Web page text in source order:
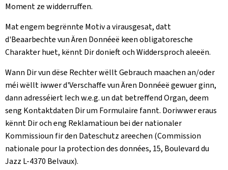
Moment ze widderruffen.
Mat engem begrënnte Motiv a virausgesat, datt
d'Beaarbechte vun Ären Donnéeë keen obligatoresche
Charakter huet, kënnt Dir donieft och Widdersproch aleeën.
Wann Dir vun dëse Rechter wëllt Gebrauch maachen an/oder
méi wëllt iwwer d'Verschaffe vun Ären Donnéeë gewuer ginn,
dann adresséiert Iech w.e.g. un dat betreffend Organ, deem
seng Kontaktdaten Dir um Formulaire fannt. Doriwwer eraus
kënnt Dir och eng Reklamatioun bei der nationaler
Kommissioun fir den Dateschutz areechen (Commission
nationale pour la protection des données, 15, Boulevard du
Jazz L-4370 Belvaux).